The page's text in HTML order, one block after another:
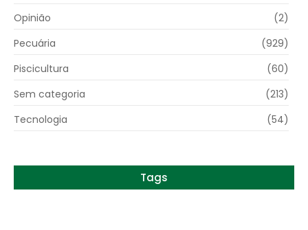
Opinião
(2)
Pecuária
(929)
Piscicultura
(60)
Sem categoria
(213)
Tecnologia
(54)
Tags